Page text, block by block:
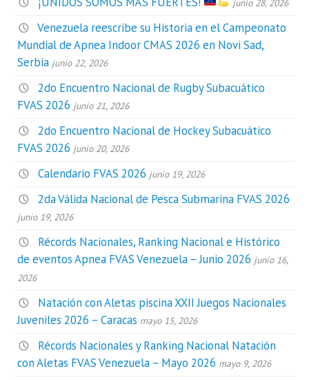
junio 28, 2026
Venezuela reescribe su Historia en el Campeonato
Mundial de Apnea Indoor CMAS 2026 en Novi Sad,
Serbia junio 22, 2026
2do Encuentro Nacional de Rugby Subacuático
FVAS 2026 junio 21, 2026
2do Encuentro Nacional de Hockey Subacuático
FVAS 2026 junio 20, 2026
Calendario FVAS 2026 junio 19, 2026
2da Válida Nacional de Pesca Submarina FVAS 2026
junio 19, 2026
Récords Nacionales, Ranking Nacional e Histórico
de eventos Apnea FVAS Venezuela – Junio 2026 junio 16,
2026
Natación con Aletas piscina XXII Juegos Nacionales
Juveniles 2026 – Caracas mayo 15, 2026
Récords Nacionales y Ranking Nacional Natación
con Aletas FVAS Venezuela – Mayo 2026 mayo 9, 2026